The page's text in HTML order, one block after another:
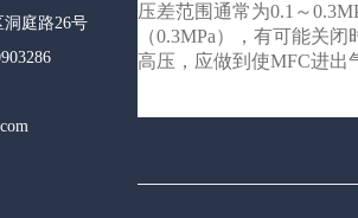
压差范围通常为0.1～
（0.3MPa），有可能关
高压，应做到使MFC进出
庭路26号